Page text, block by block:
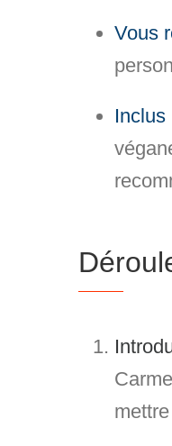
Vous
Inclus